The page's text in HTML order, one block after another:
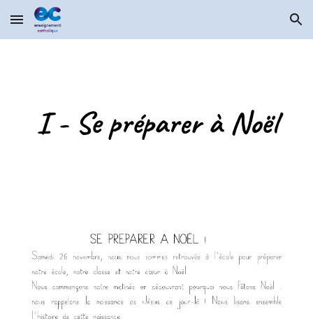
Skip to main content Skip to navigation
I - Se préparer à Noël